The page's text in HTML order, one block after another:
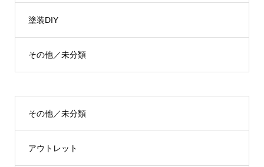
塗装DIY
その他／未分類
その他／未分類
アウトレット